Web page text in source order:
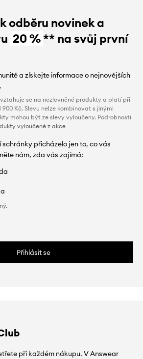
odběru novinek a
20 %** na svůj první
a získejte informace o nejnovějších
se na nezlevněné produkty a platí při
900 Kč. Slevu nelze kombinovat s jinými
mohou být ze slevy vyloučeny. Podrobnosti
vyloučené z akce
přicházelo jen to, co vás
nám, zda vás zajímá:
Přihlásit se
při každém nákupu. V Answear